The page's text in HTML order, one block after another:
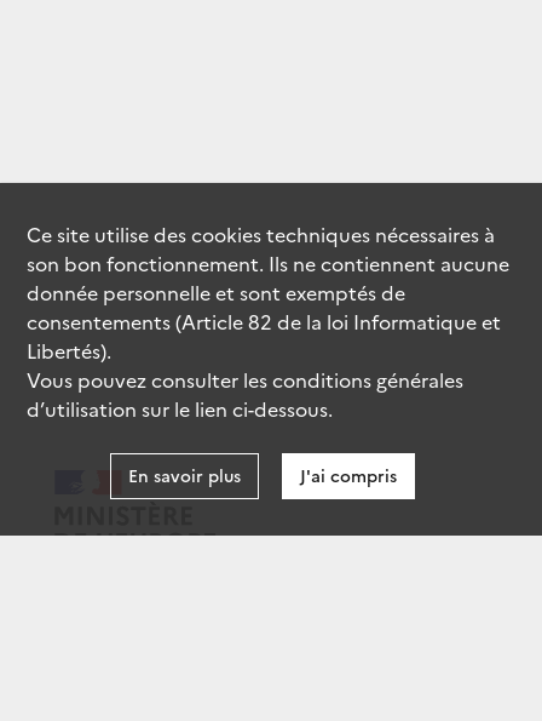
Ce site utilise descookiestechniques nécessaires à
son bon fonctionnement. Ils ne contiennent aucune
donnée personnelle et sont exemptés de
consentements (Article 82 de la loi Informatique et
Libertés).
Vous pouvez consulter les conditions générales
d’utilisation sur le lien ci-dessous.
En savoir plus J'ai compris